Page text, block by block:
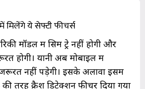
मिलेंगे ये सेफ्टी फीचर्स
मॉडल में सिम ट्रे नहीं होगी और
होगी। यानी अब मोबाइल में
नहीं पड़ेगी। इसके अलावा इसमें
तरह क्रैश डिटेक्शन फीचर दिया गया